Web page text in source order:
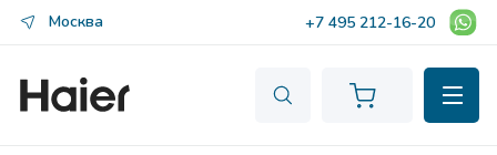
Москва +7 495 212-16-20